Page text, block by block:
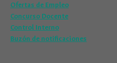
Ofertas de Empleo
Concurso Docente
Control Interno
Buzón de notificaciones